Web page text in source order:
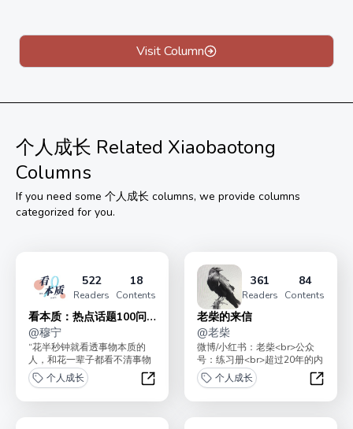
Visit Column
个人成长 Related Xiaobaotong
Columns
If you need some 个人成长 columns, we provide columns
categorized for you.
522
Readers
18
Contents
看本质：热点话题100问
系列【B端完结】
@穆宁
“花半秒钟就看透事物本质的
人，和花一辈子都看不清事物
本质的人，注定有截然不同的
命运。” 大家好，我...
个人成长
看本质：热点话题100问系列【B端完
361
Readers
84
Contents
老柴的来信
@老柴
微博/小红书：老柴<br>公众
号：练习册<br>超过20年的内
容创作者<br>女性户外品牌
「岳下」创...
个人成长
老柴的